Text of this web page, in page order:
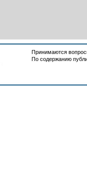
Принимаются
По содержанию